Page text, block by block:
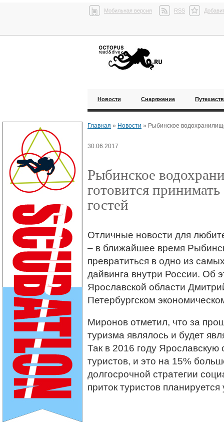
Мобильная версия RSS
Новости Снаряжение
Главная » Новости » Рыбинское
30.06.2017
Рыбинское
готовится принимать
гостей
Отличные новости для
– в ближайшее время
превратиться в одно из
дайвинга внутри России. Об
Ярославской области
Петербургском
Миронов отметил, что за
туризма являлось и будет
Так в 2016 году Ярославскую
туристов, и это на 15%
долгосрочной стратегии
приток туристов